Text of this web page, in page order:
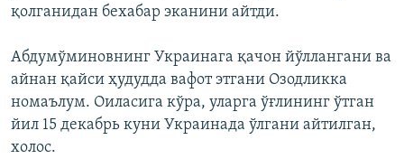
қолганидан бехабар эканини айтди.
Абдумўминовнинг Украинага қачон йўллангани ва
айнан қайси ҳудудда вафот этгани Озодликка
номаълум. Оиласига кўра, уларга ўғлининг ўтган
йил 15 декабрь куни Украинада ўлгани айтилган,
холос.